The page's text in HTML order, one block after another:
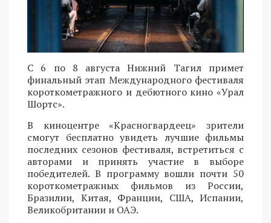
С 6 по 8 августа Нижний Тагил примет
финальный этап Международного фестиваля
короткометражного и дебютного кино «Урал
Шортс».
В киноцентре «Красногвардеец» зрители
смогут бесплатно увидеть лучшие фильмы
последних сезонов фестиваля, встретиться с
авторами и принять участие в выборе
победителей. В программу вошли почти 50
короткометражных фильмов из России,
Бразилии, Китая, Франции, США, Испании,
Великобритании и ОАЭ.